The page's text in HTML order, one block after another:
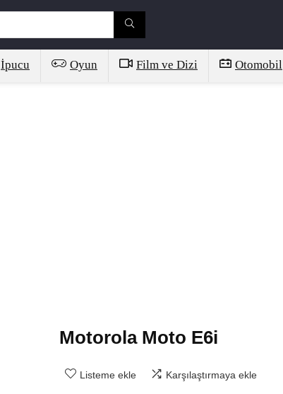
İpucu Oyun Film ve Dizi Otomobil
Motorola Moto E6i
Listeme ekle Karşılaştırmaya ekle